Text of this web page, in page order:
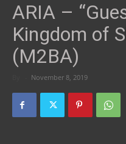
ARIA –
Kingdom of
(M2BA)
November 8, 2019